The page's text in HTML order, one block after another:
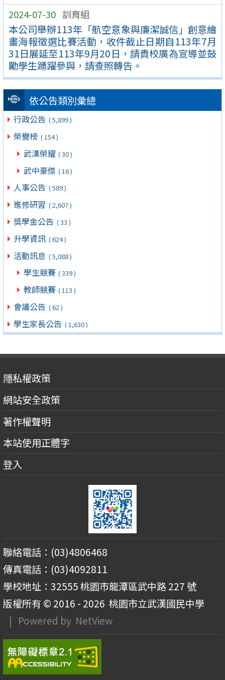
2024-07-30 訓育組
本公司舉辦113年「航空意象與廉潔誠信」創意繪
畫海報徵選比賽活動，收件截止日期自113年7月
31日展延至113年9月20日，請貴校廣為宣導並鼓
勵學生踴躍參與，請查照轉告。
依公告類別彙總
行政公告 ( 5,899 )
榮譽榜 ( 154 )
武漢榮耀 ( 30 )
武中豪傑 ( 16 )
人事公告 ( 589 )
進修研習 ( 2,607 )
獎學金公告 ( 33 )
升學資訊 ( 624 )
活動訊息 ( 5,088 )
學生競賽 ( 339 )
教師競賽 ( 113 )
會議公告 ( 62 )
學生家長公告 ( 1,630 )
隱私權政策
網站安全政策
著作權聲明
本站使用正體字
登入
聯絡電話：(03)4806468
傳真電話：(03)4092811
學校地址：32555 桃園市龍潭區武中路 227 號
版權所有 © 2016 - 2026 桃園市立武漢國民中學
| Powered by NetView